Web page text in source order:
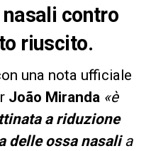
contro
riuscito.
una nota ufficiale
João Miranda «è
a riduzione
delle ossa nasalia